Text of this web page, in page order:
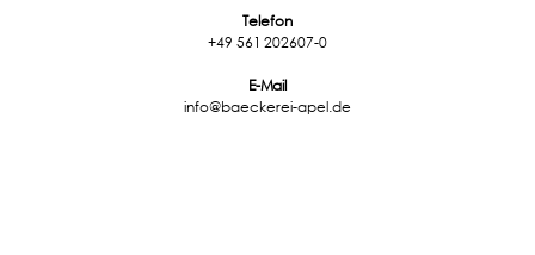
Telefon
+49 561 202607-0
E-Mail
info@baeckerei-apel.de